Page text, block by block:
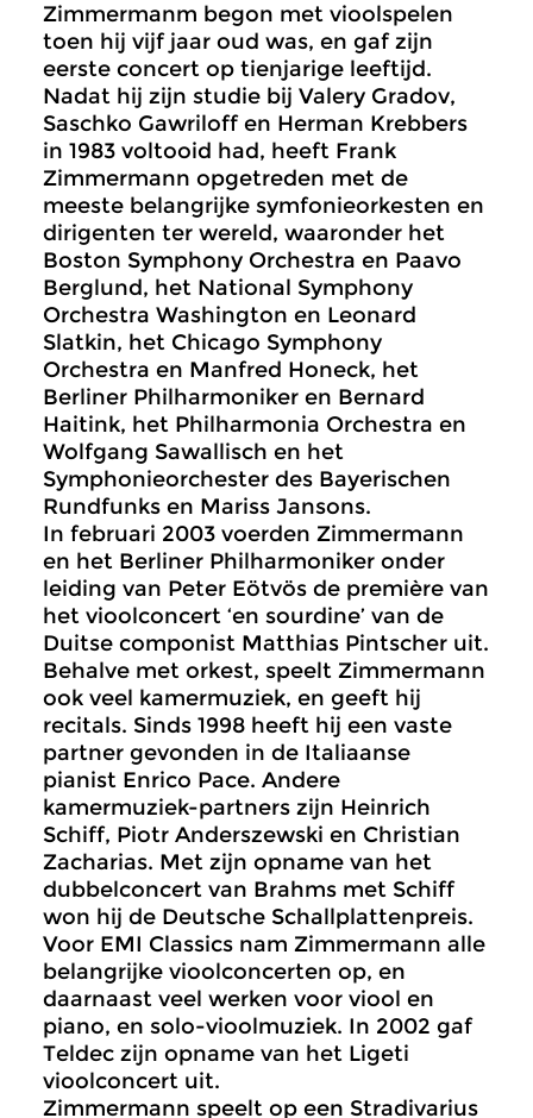
Zimmermanm begon met vioolspelen
toen hij vijf jaar oud was, en gaf zijn
eerste concert op tienjarige leeftijd.
Nadat hij zijn studie bij Valery Gradov,
Saschko Gawriloff en Herman Krebbers
in 1983 voltooid had, heeft Frank
Zimmermann opgetreden met de
meeste belangrijke symfonieorkesten en
dirigenten ter wereld, waaronder het
Boston Symphony Orchestra en Paavo
Berglund, het National Symphony
Orchestra Washington en Leonard
Slatkin, het Chicago Symphony
Orchestra en Manfred Honeck, het
Berliner Philharmoniker en Bernard
Haitink, het Philharmonia Orchestra en
Wolfgang Sawallisch en het
Symphonieorchester des Bayerischen
Rundfunks en Mariss Jansons.
In februari 2003 voerden Zimmermann
en het Berliner Philharmoniker onder
leiding van Peter Eötvös de première van
het vioolconcert ‘en sourdine’ van de
Duitse componist Matthias Pintscher uit.
Behalve met orkest, speelt Zimmermann
ook veel kamermuziek, en geeft hij
recitals. Sinds 1998 heeft hij een vaste
partner gevonden in de Italiaanse
pianist Enrico Pace. Andere
kamermuziek-partners zijn Heinrich
Schiff, Piotr Anderszewski en Christian
Zacharias. Met zijn opname van het
dubbelconcert van Brahms met Schiff
won hij de Deutsche Schallplattenpreis.
Voor EMI Classics nam Zimmermann alle
belangrijke vioolconcerten op, en
daarnaast veel werken voor viool en
piano, en solo-vioolmuziek. In 2002 gaf
Teldec zijn opname van het Ligeti
vioolconcert uit.
Zimmermann speelt op een Stradivarius